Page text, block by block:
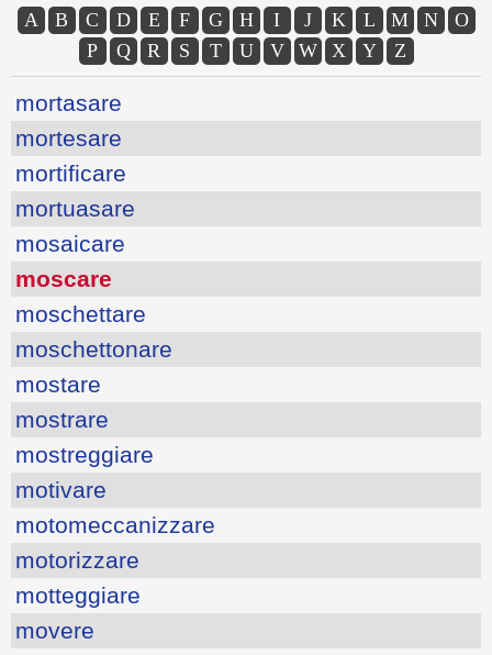
A B C D E F G H I J K L M N
O
P
Q R S T U V W X Y Z
mortasare
mortesare
mortificare
mortuasare
mosaicare
moscare
moschettare
moschettonare
mostare
mostrare
mostreggiare
motivare
motomeccanizzare
motorizzare
motteggiare
movere